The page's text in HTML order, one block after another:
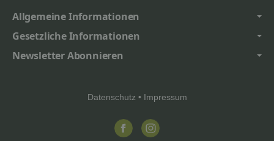
Allgemeine Informationen
Gesetzliche Informationen
Newsletter Abonnieren
Datenschutz • Impressum